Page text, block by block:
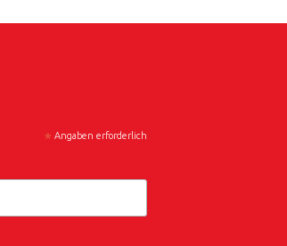
* Angaben erforderlich